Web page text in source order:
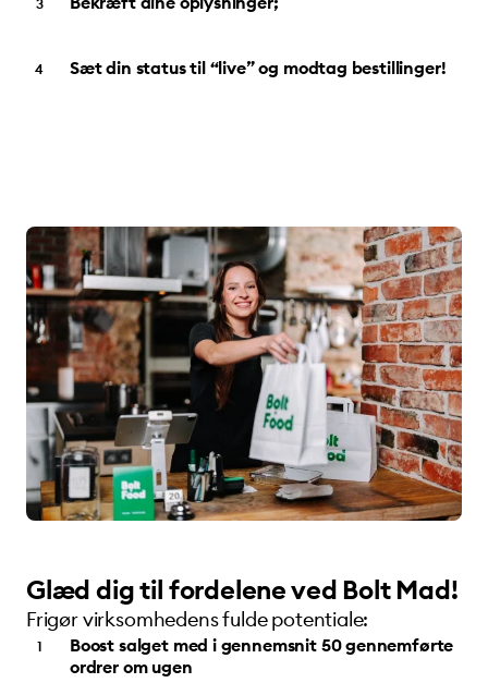
Sæt din status til “live” og modtag bestillinger!
Glæd dig til fordelene ved Bolt Mad!
Frigør virksomhedens fulde potentiale:
Boost salget med i gennemsnit 50 gennemførte
ordrer om ugen